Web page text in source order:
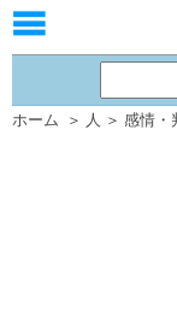
ホーム ＞ 人 ＞ 感情・